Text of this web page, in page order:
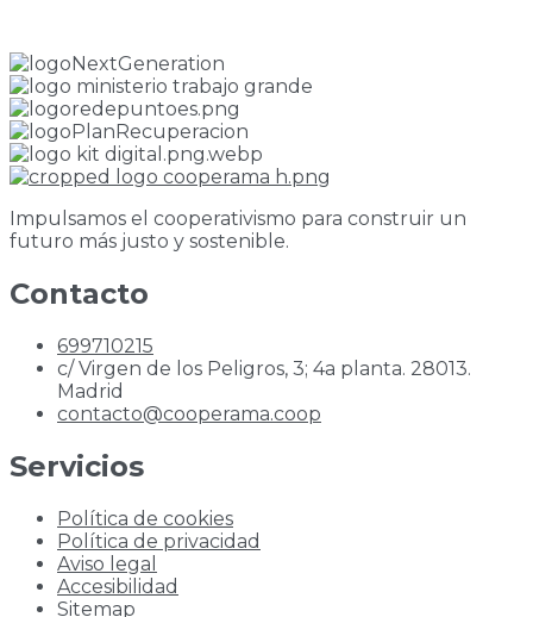
Impulsamos el cooperativismo para construir un
futuro más justo y sostenible.
Contacto
699710215
c/ Virgen de los Peligros, 3; 4a planta. 28013.
Madrid
contacto@cooperama.coop
Servicios
Política de cookies
Política de privacidad
Aviso legal
Accesibilidad
Sitemap